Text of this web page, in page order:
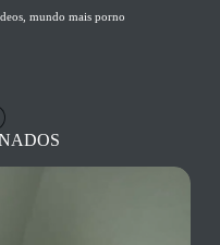
mundo mais porno